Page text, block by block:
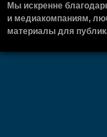
Мы искренне
и медиакомпаниям,
материалы для